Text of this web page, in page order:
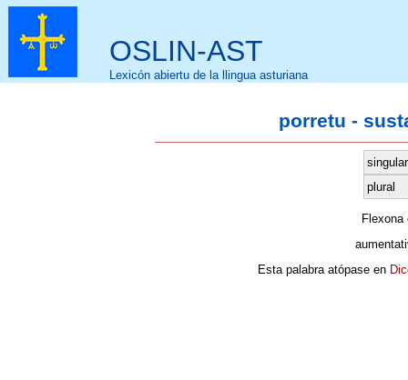
OSLIN-AST
Lexicón abiertu de la llingua asturiana
porretu -
singular
plural
Esta palabra atópase en